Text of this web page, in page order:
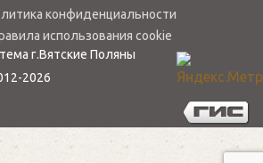
конфиденциальности
использования cookie
г.Вятские Поляны
2026